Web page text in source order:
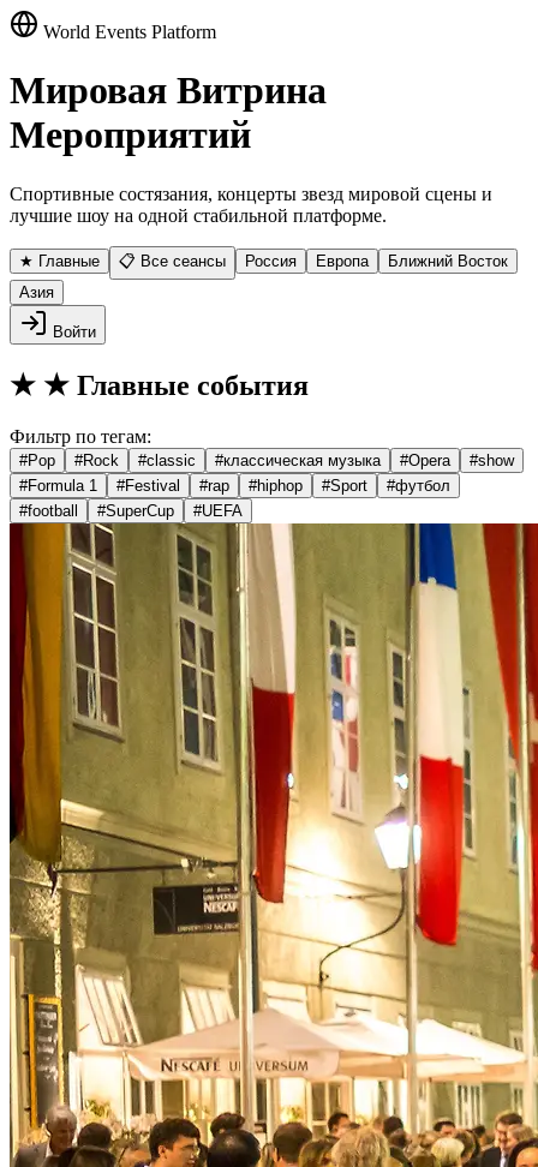
World Events Platform
Мировая Витрина
Мероприятий
Спортивные состязания, концерты звезд мировой сцены и
лучшие шоу на одной стабильной платформе.
★ Главные 📋 Все сеансы Россия Европа
Ближний Восток
Азия
Войти
★ ★ Главные события
Фильтр по тегам:
#Pop #Rock #classic #классическая музыка #Opera #show
#Formula 1 #Festival #rap #hiphop #Sport #футбол
#football #SuperCup #UEFA